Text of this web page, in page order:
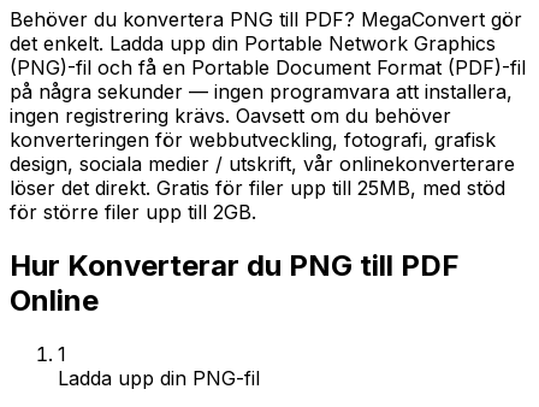
Behöver du konvertera PNG till PDF? MegaConvert gör
det enkelt. Ladda upp din Portable Network Graphics
(PNG)-fil och få en Portable Document Format (PDF)-fil
på några sekunder — ingen programvara att installera,
ingen registrering krävs. Oavsett om du behöver
konverteringen för webbutveckling, fotografi, grafisk
design, sociala medier / utskrift, vår onlinekonverterare
löser det direkt. Gratis för filer upp till 25MB, med stöd
för större filer upp till 2GB.
Hur Konverterar du PNG till PDF
Online
1
Ladda upp din PNG-fil